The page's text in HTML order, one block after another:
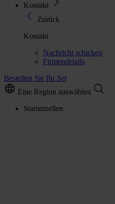
Kontakt
Zurück
Kontakt
Nachricht schicken
Firmendetails
Bestellen Sie Ihr Set
Eine Region auswählen
Stammzellen